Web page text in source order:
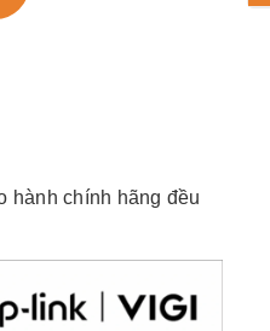
hành chính hãng đều